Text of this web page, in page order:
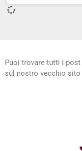
Puoi trovare tutti i
sul nostro vecchio